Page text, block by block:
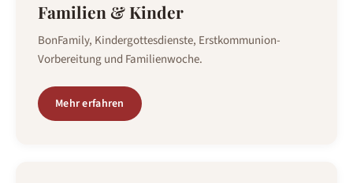
Familien & Kinder
BonFamily, Kindergottesdienste, Erstkommunion-
Vorbereitung und Familienwoche.
Mehr erfahren